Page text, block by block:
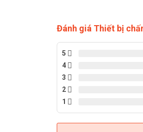
Đánh giá Thiết bị
5
4
3
2
1